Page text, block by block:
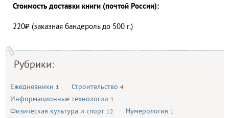
Рубрики:
Ежедневники 1 Строительство 4
Информационные технологии 1
Физическая культура и спорт 12 Нумерология 1
Стоимость доставки книги (почтой России):
220₽ (заказная бандероль до 500 г.)